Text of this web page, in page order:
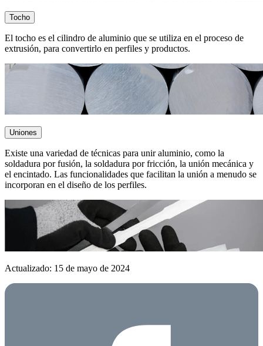
Tocho
El tocho es el cilindro de aluminio que se utiliza en el proceso de
extrusión, para convertirlo en perfiles y productos.
Uniones
Existe una variedad de técnicas para unir aluminio, como la
soldadura por fusión, la soldadura por fricción, la unión mecánica y
el encintado. Las funcionalidades que facilitan la unión a menudo se
incorporan en el diseño de los perfiles.
Actualizado: 15 de mayo de 2024